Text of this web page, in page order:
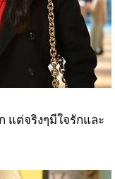
แต่จริงๆมีใจรักและ